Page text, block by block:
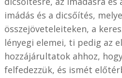
imádás és a dicsőítés,
összejöveteleiteken, a
lényegi elemei, ti pedig az
hozzájárultatok ahhoz,
felfedezzük, és ismét